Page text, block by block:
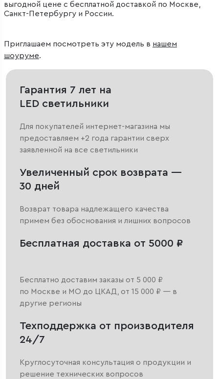
выгодной цене с бесплатной доставкой по Москве,
Санкт-Петербургу и России.
Приглашаем посмотреть эту модель в нашем
шоуруме.
Гарантия 7 лет на
LED светильники
Для покупателей интернет-магазина мы
предоставляем +2 года гарантии сверх
заявленной на все светильники
Увеличенный срок возврата —
30 дней
Возврат товара надлежащего качества
примем без обоснования и лишних вопросов
Бесплатная доставка от 5000 ₽
Бесплатно доставим заказы от 5 000 ₽
по Москве и МО до ЦКАД, от 15 000 ₽ — в
другие регионы
Техподдержка от производителя
24/7
Круглосуточная консультация о продукции и
решение технических вопросов